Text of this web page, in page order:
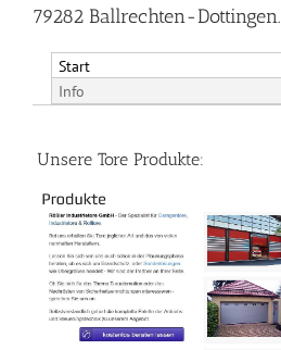
79282 Ballrechten-Dottingen.
Start
Info
Unsere Tore Produkte: